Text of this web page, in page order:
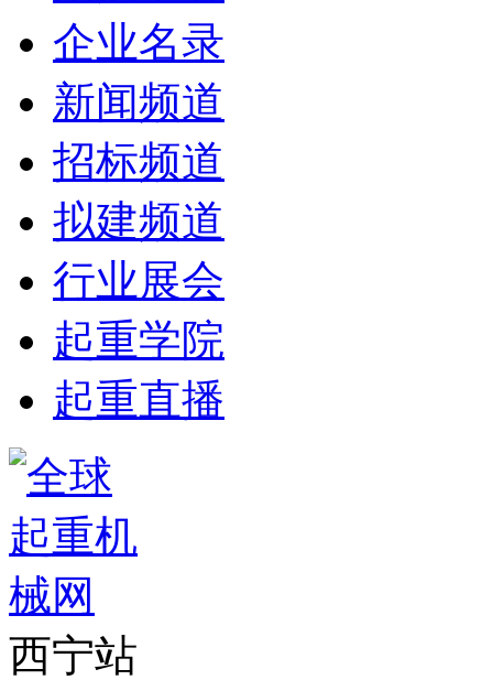
企业名录
新闻频道
招标频道
拟建频道
行业展会
起重学院
起重直播
西宁站